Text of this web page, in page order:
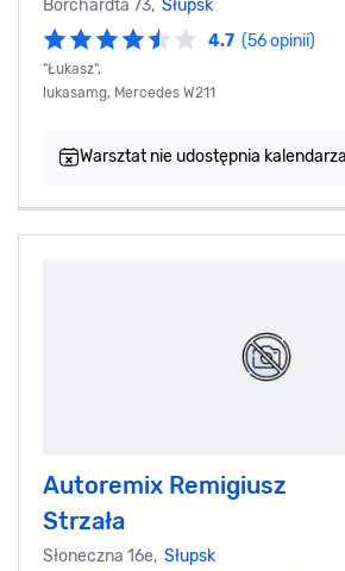
Borchardta 73, Słupsk
4.7 (56 opinii)
"Łukasz",
lukasamg, Mercedes W211
Warsztat nie udostępnia
Autoremix Remigiusz
Strzała
Słoneczna 16e, Słupsk